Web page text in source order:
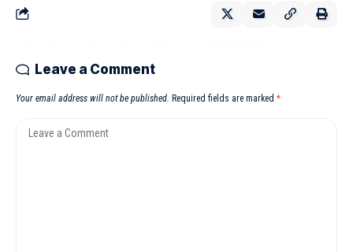
Leave a Comment
Your email address will not be published. Required fields are marked *